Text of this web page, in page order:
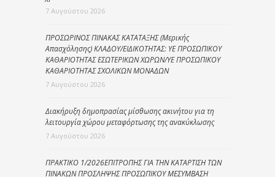
7 Αυγούστου 2026
ΠΡΟΣΩΡΙΝΟΣ ΠΙΝΑΚΑΣ ΚΑΤΑΤΑΞΗΣ (Μερικής
Απασχόλησης) ΚΛΑΔΟΥ/ΕΙΔΙΚΟΤΗΤΑΣ: ΥΕ ΠΡΟΣΩΠΙΚΟΥ
ΚΑΘΑΡΙΟΤΗΤΑΣ ΕΣΩΤΕΡΙΚΩΝ ΧΩΡΩΝ/ΥΕ ΠΡΟΣΩΠΙΚΟΥ
ΚΑΘΑΡΙΟΤΗΤΑΣ ΣΧΟΛΙΚΩΝ ΜΟΝΑΔΩΝ
7 Αυγούστου 2026
Διακήρυξη δημοπρασίας μίσθωσης ακινήτου για τη
λειτουργία χώρου μεταφόρτωσης της ανακύκλωσης
7 Αυγούστου 2026
ΠΡΑΚΤΙΚΟ 1/2026ΕΠΙΤΡΟΠΗΣ ΓΙΑ ΤΗΝ ΚΑΤΑΡΤΙΣΗ ΤΩΝ
ΠΙΝΑΚΩΝ ΠΡΟΣΛΗΨΗΣ ΠΡΟΣΩΠΙΚΟΥ ΜΕΣΥΜΒΑΣΗ